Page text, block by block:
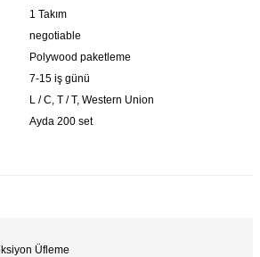
1 Takım
negotiable
Polywood paketleme
7-15 iş günü
L / C, T / T, Western Union
Ayda 200 set
Üfleme